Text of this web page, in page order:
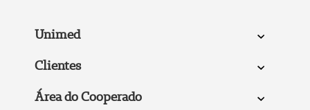
Unimed
Clientes
Área do Cooperado